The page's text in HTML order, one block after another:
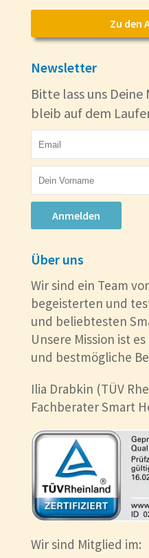
Zu den
Newsletter
Bitte lass uns Deine
bleib auf dem
Anmelden
Über uns
Wir sind ein Team
begeisterten und
und beliebtesten
Unsere Mission ist
und bestmögliche
Ilia Drabkin (TÜV
Fachberater Smart
Wir sind Mitglied im: